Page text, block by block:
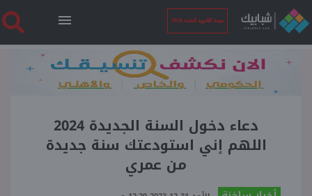
نتيجة الثانوية العامة 2026
الرئيسية
نتيجة الثانوية العامة 2026
أخبار ساخنة
دعاء دخول السنة الجديدة 2024
اللهم إني استودعتك سنة جديدة
من عمري